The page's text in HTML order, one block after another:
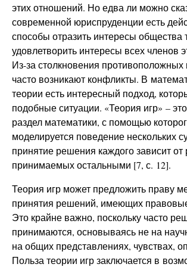
этих отношений. Но едва ли можно
современной юриспруденции есть
способы отразить интересы общества
удовлетворить интересы всех членов
Из-за столкновения противоположных
часто возникают конфликты. В
теории есть интересный подход,
подобные ситуации. «Теория игр» –
раздел математики, с помощью
моделируется поведение нескольких
принятие решения каждого зависит
принимаемых остальными [7, с. 12].
Теория игр может предложить праву
принятия решений, имеющих
Это крайне важно, поскольку часто
принимаются, основываясь не на
на общих представлениях, чувствах,
Польза теории игр заключается в